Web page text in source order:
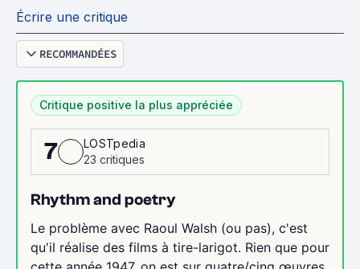
Écrire une critique
RECOMMANDÉES
Critique positive la plus appréciée
7
LOSTpedia
23 critiques
Rhythm and poetry
Le problème avec Raoul Walsh (ou pas), c'est
qu'il réalise des films à tire-larigot. Rien que pour